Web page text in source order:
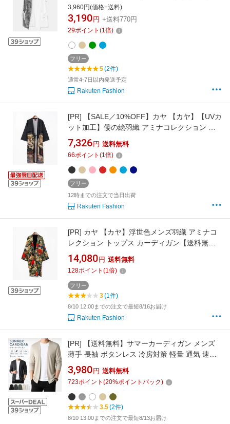
ディガン ブラック ベージュ グリーン ホワイト
ブルー
3,960円(価格+送料)
3,190 円 +送料770円
29ポイント (1倍)
フリー
5(2件)
通常4-7日以内発送予定
Rakuten Fashion
[PR]
【SALE／10%OFF】カヤ 【カヤ】【UVカ
ット加工】倭の絵羽織 アミナコレクション ト
ップス カーディガン ピンク ベージュ レッド グ
リーン ネイビー ブルー ブラウン オレンジ ブラ
ック【送料無料】
7,326 円 送料無料
66ポイント (1倍)
フリー
12時までの注文で当日出荷
Rakuten Fashion
[PR] カヤ 【カヤ】浮世色メンズ羽織 アミナコ
レクション トップス カーディガン【送料無
料】
14,080 円 送料無料
128ポイント (1倍)
フリー
3(1件)
8/10 12:00までの注文で最短8/16お届け
Rakuten Fashion
[PR]
【送料無料】サマーカーディガン メンズ
薄手 長袖 ボタンレス 冷房対策 軽量 通気 速乾
ストレッチ 羽織り オフィス 通勤 春 夏 秋 大き
いサイズ ブラック ベージュ グレー カーキグリ
ーン
3,980 円 送料無料
723ポイント (20%ポイントバック)
3.5(2件)
8/10 13:00までの注文で最短8/13お届け